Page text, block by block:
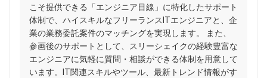
こそ提供できる「エンジニア目線」に特化したサポート
体制で、ハイスキルなフリーランスITエンジニアと、企
業の業務委託案件のマッチングを実現します。 また、
参画後のサポートとして、スリーシェイクの経験豊富な
エンジニアに気軽に質問・相談ができる体制を用意して
います。IT関連スキルやツール、最新トレンド情報がす